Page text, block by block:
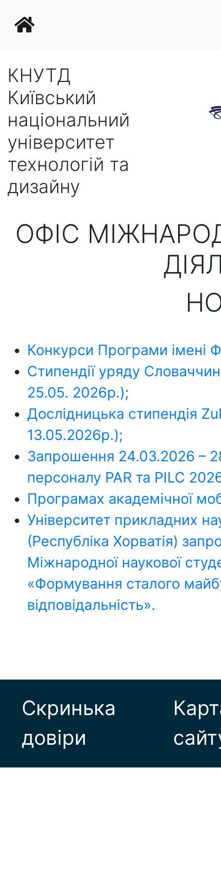
КНУТД
Київський
національний
університет
технологій та
дизайну
ОФІС
Конкурси Програми імені
Стипендії уряду
25.05. 2026р.);
Дослідницька стипендія
13.05.2026р.);
Запрошення 24.03.2026 –
персоналу PAR та PILC
Програмах академічної
Університет прикладних
(Республіка Хорватія)
Міжнародної наукової
«Формування сталого
відповідальність».
Скринька
довіри